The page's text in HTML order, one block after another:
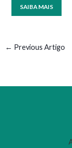
SAIBA MAIS
← Previous Artigo